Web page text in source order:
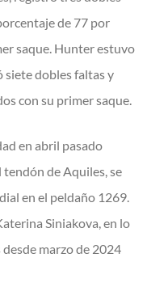
de 77 por
saque. Hunter estuvo
siete dobles faltas y
con su primer saque.
en abril pasado
tendón de Aquiles, se
en el peldaño 1269.
Siniakova, en lo
marzo de 2024